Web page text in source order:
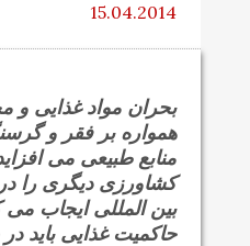
15.04.2014
بحران مواد غذایی و
همواره بر فقر و
منابع طبیعی می
کشاورزی دیگری را
بین المللی ایجاب
حاکمیت غذایی باید